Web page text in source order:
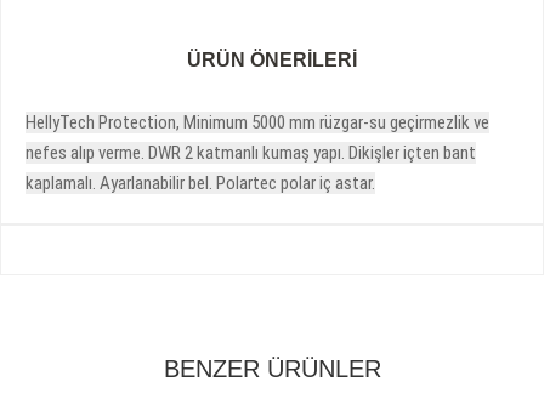
ÜRÜN ÖNERILERI
HellyTech Protection, Minimum 5000 mm rüzgar-su geçirmezlik ve
nefes alıp verme. DWR 2 katmanlı kumaş yapı. Dikişler içten bant
kaplamalı. Ayarlanabilir bel. Polartec polar iç astar.
BENZER ÜRÜNLER